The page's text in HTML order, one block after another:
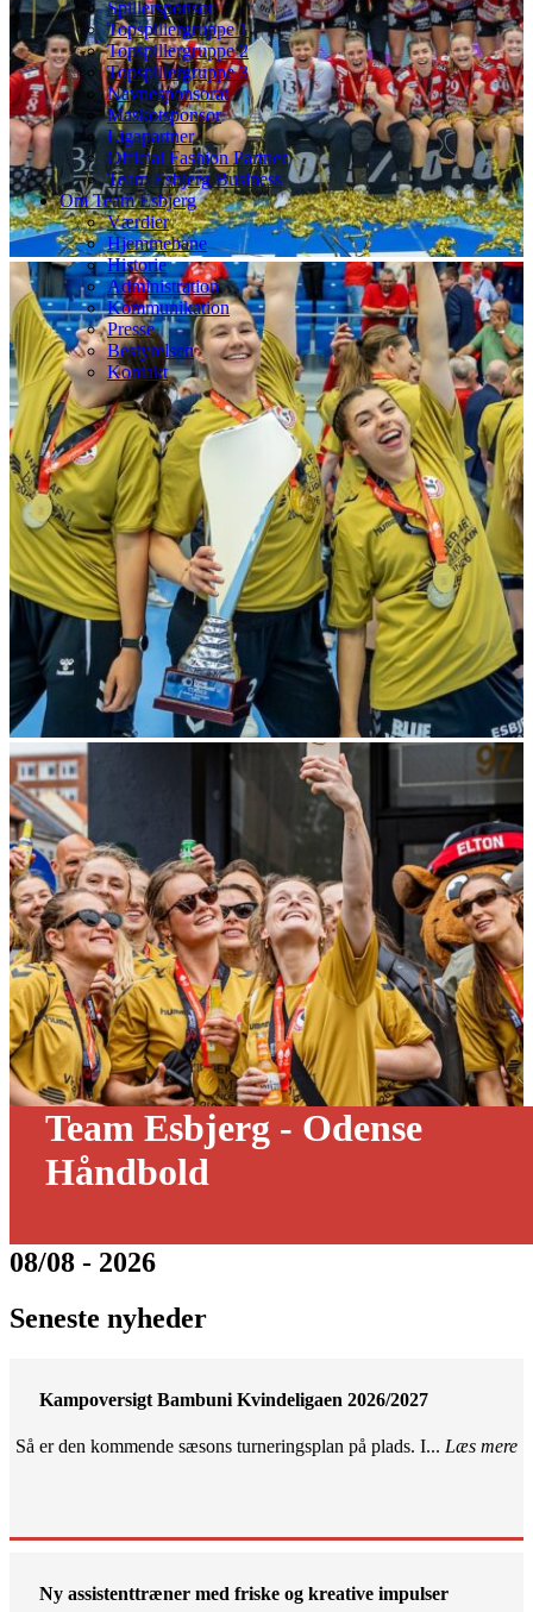
Spillersponsor
Topspillergruppe 1
Topspillergruppe 2
Topspillergruppe 3
Navnesponsorat
Maskotsponsor
Ligapartner
Official Fashion Partner
Team Esbjerg Business
Om Team Esbjerg
Værdier
Hjemmebane
Historie
Administration
Kommunikation
Presse
Bestyrelsen
Kontakt
Team Esbjerg - Odense
Håndbold
08/08 - 2026
Seneste nyheder
Kampoversigt Bambuni Kvindeligaen 2026/2027
Så er den kommende sæsons turneringsplan på plads. I... Læs mere
Ny assistenttræner med friske og kreative impulser